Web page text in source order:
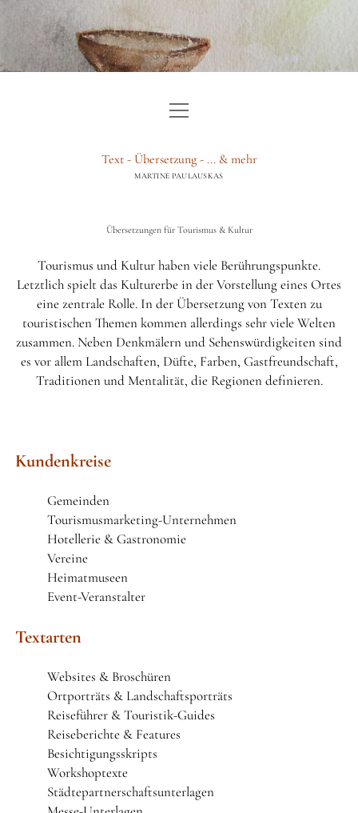
HOME
ÜBER
DATENSCHUTZERKLÄRUNG
Menü
öffnen
Text - Übersetzung - ... & mehr
MARTINE PAULAUSKAS
Übersetzungen für Tourismus & Kultur
Tourismus und Kultur haben viele Berührungspunkte.
Letztlich spielt das Kulturerbe in der Vorstellung eines Ortes
eine zentrale Rolle. In der Übersetzung von Texten zu
touristischen Themen kommen allerdings sehr viele Welten
zusammen. Neben Denkmälern und Sehenswürdigkeiten sind
es vor allem Landschaften, Düfte, Farben, Gastfreundschaft,
Traditionen und Mentalität, die Regionen definieren.
Kundenkreise
Gemeinden
Tourismusmarketing-Unternehmen
Hotellerie & Gastronomie
Vereine
Heimatmuseen
Event-Veranstalter
Textarten
Websites & Broschüren
Ortporträts & Landschaftsporträts
Reiseführer & Touristik-Guides
Reiseberichte & Features
Besichtigungsskripts
Workshoptexte
Städtepartnerschaftsunterlagen